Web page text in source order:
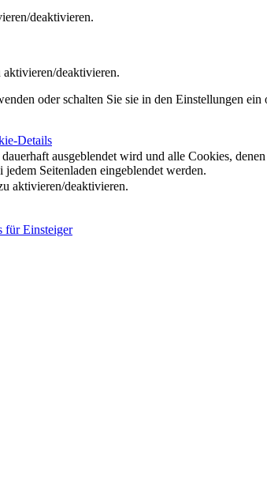
für Einsteiger
deaktivieren.
deaktivieren.
oder schalten Sie sie in den Einstellungen ein
Details
ausgeblendet wird und alle Cookies,
Seitenladen eingeblendet werden.
aktivieren/deaktivieren.